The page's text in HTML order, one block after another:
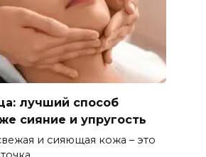
лучший способ
сияние и упругость
и сияющая кожа – это